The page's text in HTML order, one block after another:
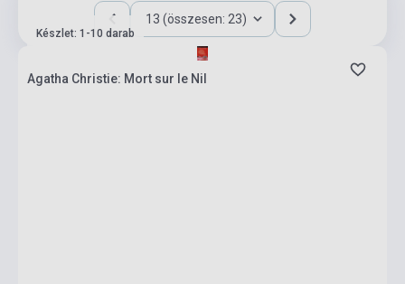
13 (összesen: 23)
Készlet: 1-10 darab
Agatha Christie: Mort sur le Nil